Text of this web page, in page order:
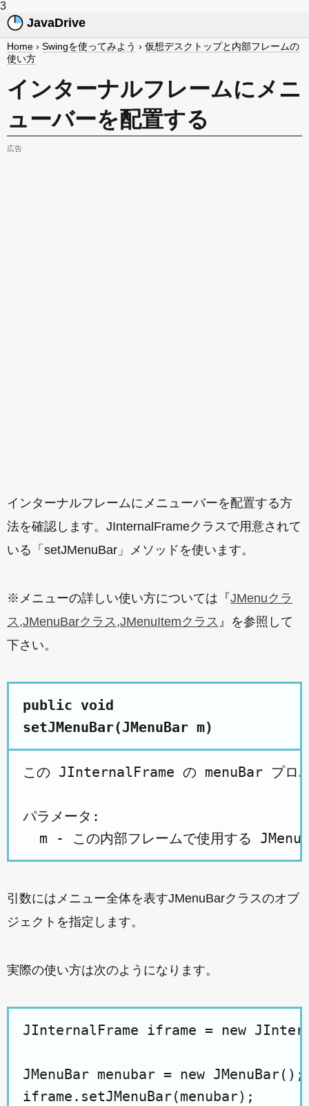
3
JavaDrive
Home › Swingを使ってみよう › 仮想デスクトップと内部フレームの
使い方
インターナルフレームにメニ
ューバーを配置する
広告
インターナルフレームにメニューバーを配置する方
法を確認します。JInternalFrameクラスで用意されて
いる「setJMenuBar」メソッドを使います。
※メニューの詳しい使い方については『JMenuクラ
ス,JMenuBarクラス,JMenuItemクラス 』を参照して
下さい。
public void
setJMenuBar(JMenuBar m)
この JInternalFrame の menuBar プロパ
パラメータ:
引数にはメニュー全体を表すJMenuBarクラスのオブ
ジェクトを指定します。
実際の使い方は次のようになります。
JInternalFrame iframe = new
JMenuBar menubar = new JMenuBar();